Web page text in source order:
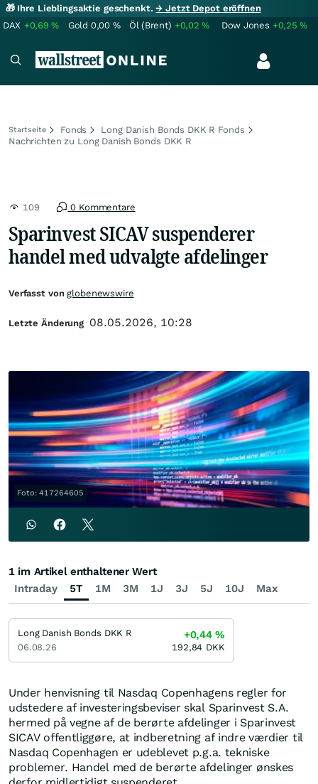
🎁 Ihre Lieblingsaktie geschenkt.→ Jetzt Depot eröffnen
DAX +0,69% Gold 0,00 % Öl (Brent) +0,02% Dow Jones +0,25%
Startseite Fonds
Long Danish Bonds DKK R Fonds
Nachrichten zu Long Danish Bonds DKK R
109 0 Kommentare
Sparinvest SICAV suspenderer
handel med udvalgte afdelinger
Foto: 417264605
Under henvisning til Nasdaq Copenhagens regler for
udstedere af investeringsbeviser skal Sparinvest S.A.
hermed på vegne af de berørte afdelinger i Sparinvest
SICAV offentliggøre, at indberetning af indre værdier til
Nasdaq Copenhagen er udeblevet p.g.a. tekniske
problemer. Handel med de berørte afdelinger ønskes
Verfasst vonglobenewswire
Letzte Änderung 08.05.2026, 10:28
Intraday 5T 1M 3M 1J 3J 5J 10J Max
1 im Artikel enthaltener Wert
Long Danish Bonds DKK R
06.08.26
+0,44%
192,84 DKK